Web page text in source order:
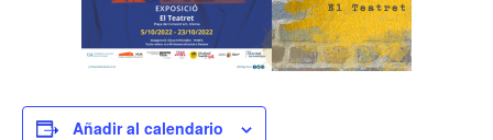
Añadir al calendario